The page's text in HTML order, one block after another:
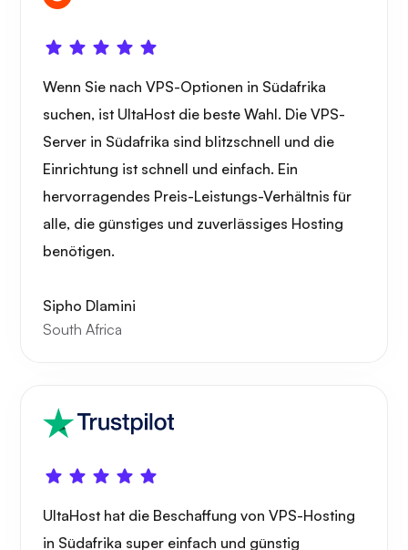
Wenn Sie nach VPS-Optionen in Südafrika
suchen, ist UltaHost die beste Wahl. Die VPS-
Server in Südafrika sind blitzschnell und die
Einrichtung ist schnell und einfach. Ein
hervorragendes Preis-Leistungs-Verhältnis für
alle, die günstiges und zuverlässiges Hosting
benötigen.
Sipho Dlamini
South Africa
UltaHost hat die Beschaffung von VPS-Hosting
in Südafrika super einfach und günstig